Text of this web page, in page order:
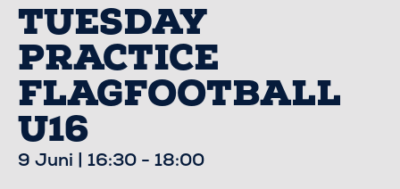
TUESDAY
PRACTICE
FLAGFOOTBALL
U16
9 Juni | 16:30 - 18:00